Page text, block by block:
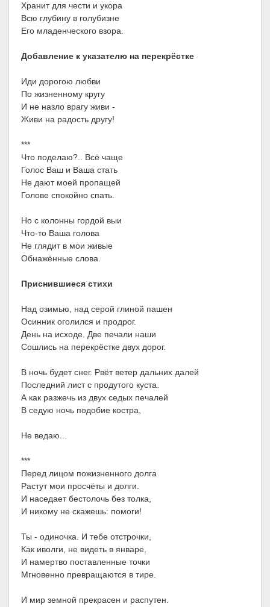
Хранит для чести и укора
Всю глубину в голубизне
Его младенческого взора.
Добавление к указателю на перекрёстке
Иди дорогою любви
По жизненному кругу
И не назло врагу живи -
Живи на радость другу!
***
Что поделаю?.. Всё чаще
Голос Ваш и Ваша стать
Не дают моей пропащей
Голове спокойно спать.
Но с колонны гордой выи
Что-то Ваша голова
Не глядит в мои живые
Обнажённые слова.
Приснившиеся стихи
Над озимью, над серой глиной пашен
Осинник оголился и продрог.
День на исходе. Две печали наши
Сошлись на перекрёстке двух дорог.
В ночь будет снег. Рвёт ветер дальних далей
Последний лист с продутого куста.
А как разжечь из двух седых печалей
В седую ночь подобие костра,
Не ведаю...
***
Перед лицом пожизненного долга
Растут мои просчёты и долги.
И наседает бестолочь без толка,
И никому не скажешь: помоги!
Ты - одиночка. И тебе отстрочки,
Как иволги, не видеть в январе,
И намертво поставленные точки
Мгновенно превращаются в тире.
И мир земной прекрасен и распутен.